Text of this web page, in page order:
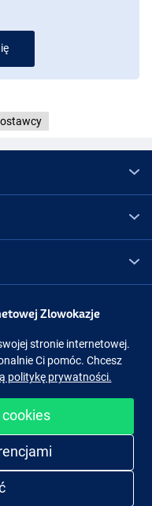
Instagram
Zlowokazje
stronie internetowej.
Ci pomóc. Chcesz
politykę prywatności.